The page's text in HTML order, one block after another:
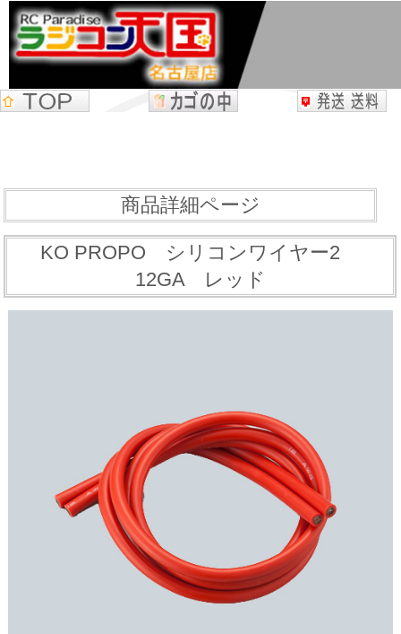
商品詳細ページ
KO PROPO シリコンワイヤー2
12GA レッド